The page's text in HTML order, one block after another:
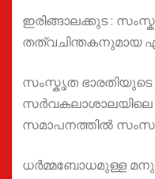
ഇരിങ്ങാലക്കുട :
തത്വചിന്തകനുമായ
സംസ്കൃത
സർവകലാശാലയിലെ
സമാപനത്തിൽ
ധർമ്മബോധമുള്ള